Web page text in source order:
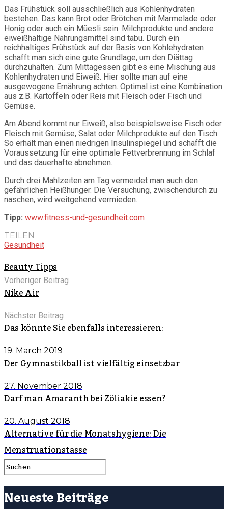
Das Frühstück soll ausschließlich aus Kohlenhydraten
bestehen. Das kann Brot oder Brötchen mit Marmelade oder
Honig oder auch ein Müesli sein. Milchprodukte und andere
eiweißhaltige Nahrungsmittel sind tabu. Durch ein
reichhaltiges Frühstück auf der Basis von Kohlehydraten
schafft man sich eine gute Grundlage, um den Diättag
durchzuhalten. Zum Mittagessen gibt es eine Mischung aus
Kohlenhydraten und Eiweiß. Hier sollte man auf eine
ausgewogene Ernährung achten. Optimal ist eine Kombination
aus z.B. Kartoffeln oder Reis mit Fleisch oder Fisch und
Gemüse.
Am Abend kommt nur Eiweiß, also beispielsweise Fisch oder
Fleisch mit Gemüse, Salat oder Milchprodukte auf den Tisch.
So erhält man einen niedrigen Insulinspiegel und schafft die
Voraussetzung für eine optimale Fettverbrennung im Schlaf
und das dauerhafte abnehmen.
Durch drei Mahlzeiten am Tag vermeidet man auch den
gefährlichen Heißhunger. Die Versuchung, zwischendurch zu
naschen, wird weitgehend vermieden.
Tipp: www.fitness-und-gesundheit.com
TEILEN
Gesundheit
Beauty Tipps
Vorheriger Beitrag
Nike Air
Nächster Beitrag
Das könnte Sie ebenfalls interessieren:
19. March 2019
Der Gymnastikball ist vielfältig einsetzbar
27. November 2018
Darf man Amaranth bei Zöliakie essen?
20. August 2018
Alternative für die Monatshygiene: Die
Menstruationstasse
Neueste Beiträge